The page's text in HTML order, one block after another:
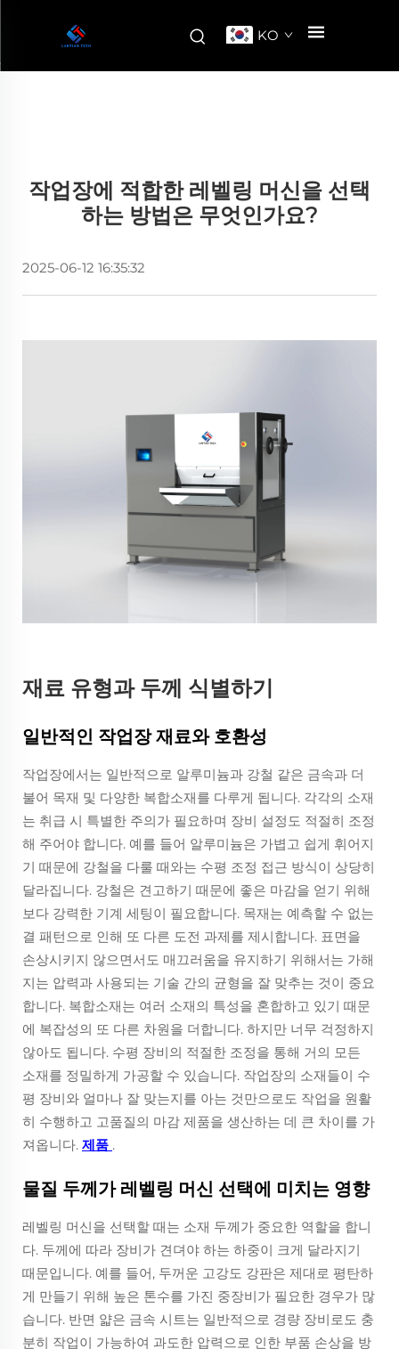
KO
작업장에 적합한 레벨링 머신을 선택
하는 방법은 무엇인가요?
2025-06-12 16:35:32
재료 유형과 두께 식별하기
일반적인 작업장 재료와 호환성
작업장에서는 일반적으로 알루미늄과 강철 같은 금속과 더
불어 목재 및 다양한 복합소재를 다루게 됩니다. 각각의 소재
는 취급 시 특별한 주의가 필요하며 장비 설정도 적절히 조정
해 주어야 합니다. 예를 들어 알루미늄은 가볍고 쉽게 휘어지
기 때문에 강철을 다룰 때와는 수평 조정 접근 방식이 상당히
달라집니다. 강철은 견고하기 때문에 좋은 마감을 얻기 위해
보다 강력한 기계 세팅이 필요합니다. 목재는 예측할 수 없는
결 패턴으로 인해 또 다른 도전 과제를 제시합니다. 표면을
손상시키지 않으면서도 매끄러움을 유지하기 위해서는 가해
지는 압력과 사용되는 기술 간의 균형을 잘 맞추는 것이 중요
합니다. 복합소재는 여러 소재의 특성을 혼합하고 있기 때문
에 복잡성의 또 다른 차원을 더합니다. 하지만 너무 걱정하지
않아도 됩니다. 수평 장비의 적절한 조정을 통해 거의 모든
소재를 정밀하게 가공할 수 있습니다. 작업장의 소재들이 수
평 장비와 얼마나 잘 맞는지를 아는 것만으로도 작업을 원활
히 수행하고 고품질의 마감 제품을 생산하는 데 큰 차이를 가
져옵니다. 제품 .
물질 두께가 레벨링 머신 선택에 미치는 영향
레벨링 머신을 선택할 때는 소재 두께가 중요한 역할을 합니
다. 두께에 따라 장비가 견뎌야 하는 하중이 크게 달라지기
때문입니다. 예를 들어, 두꺼운 고강도 강판은 제대로 평탄하
게 만들기 위해 높은 톤수를 가진 중장비가 필요한 경우가 많
습니다. 반면 얇은 금속 시트는 일반적으로 경량 장비로도 충
분히 작업이 가능하여 과도한 압력으로 인한 부품 손상을 방